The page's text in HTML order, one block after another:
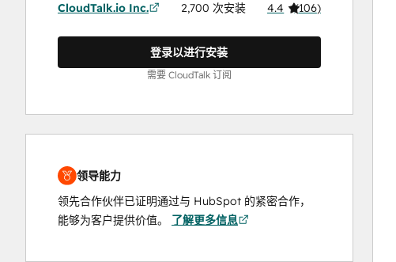
CloudTalk.io Inc. 2,700 次安装 4.4 (106)
登录以进行安装
需要 CloudTalk 订阅
领导能力
领先合作伙伴已证明通过与 HubSpot 的紧密合作，
能够为客户提供价值。
了解更多信息